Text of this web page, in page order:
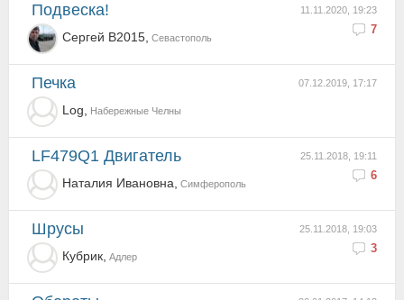
11.11.2020, 19:23
7
Подвеска!
Сергей B2015, Севастополь
07.12.2019, 17:17
Печка
Log, Набережные Челны
25.11.2018, 19:11
6
LF479Q1 Двигатель
Наталия Ивановна, Симферополь
25.11.2018, 19:03
3
Шрусы
Кубрик, Адлер